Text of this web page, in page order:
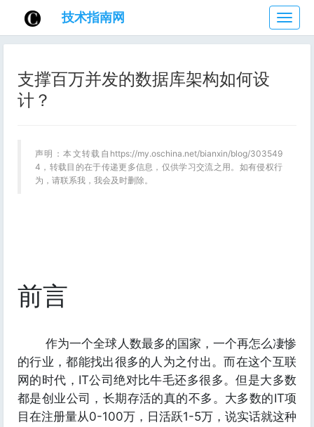
技
术
指
技术指南网
支撑百万并发的数据库架构如何设
计？
声明：本文转载自https://my.oschina.net/bianxin/blog/303549
4，转载目的在于传递更多信息，仅供学习交流之用。如有侵权行
为，请联系我，我会及时删除。
前言
作为一个全球人数最多的国家，一个再怎么凄惨
的行业，都能找出很多的人为之付出。而在这个互联
网的时代，IT公司绝对比牛毛还多很多。但是大多数
都是创业公司，长期存活的真的不多。大多数的IT项
目在注册量从0-100万，日活跃1-5万，说实话就这种